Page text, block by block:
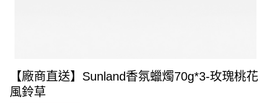
【廠商直送】Sunland香氛蠟燭70g*3-玫瑰桃花
風鈴草